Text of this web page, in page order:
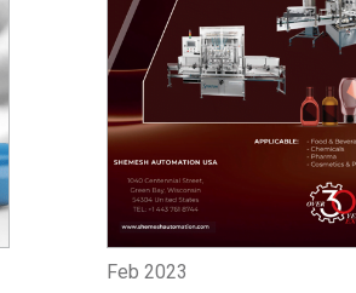
Feb 2023